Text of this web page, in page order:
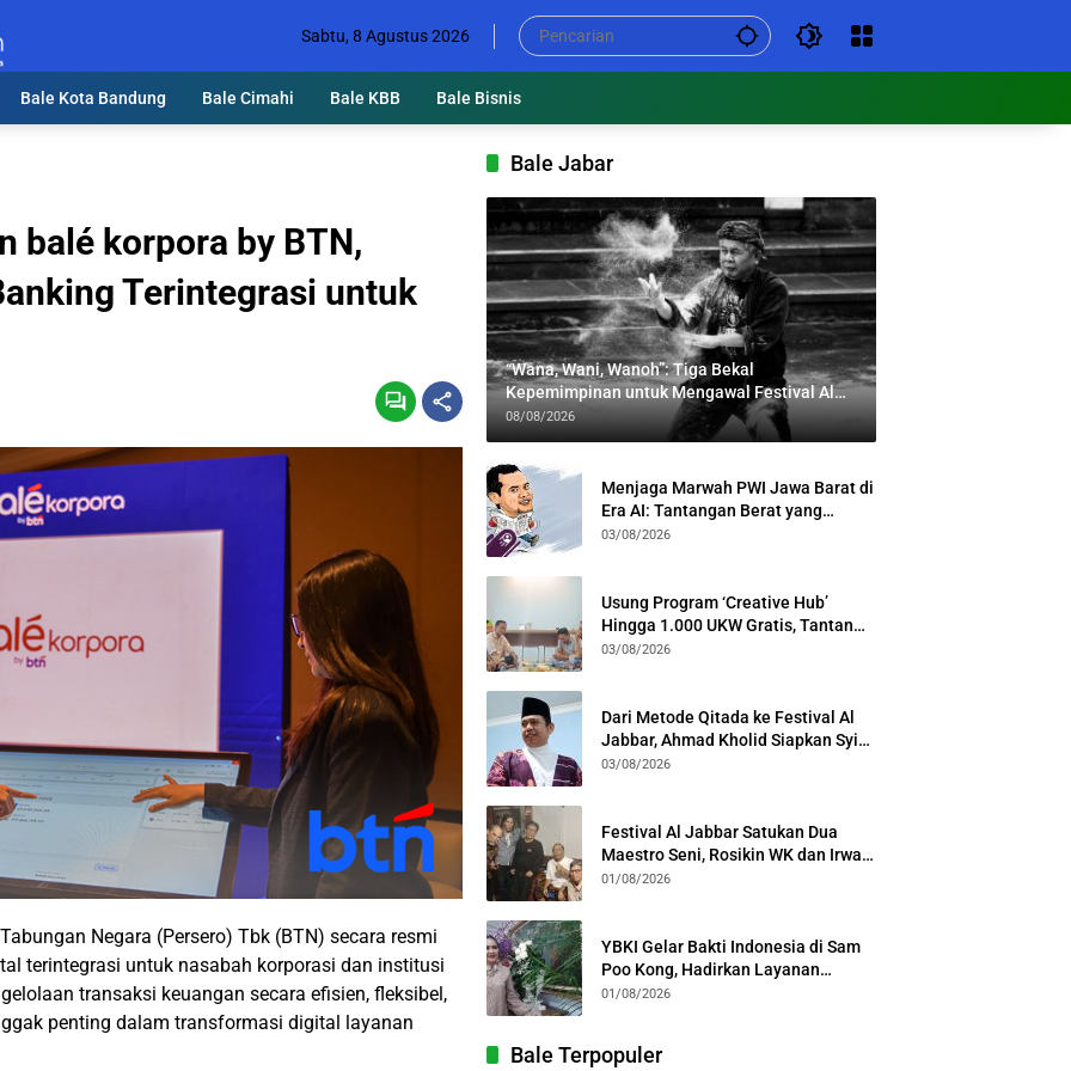
Sabtu, 8 Agustus 2026
Bale Kota Bandung Bale Cimahi Bale KBB Bale Bisnis
balé korpora by BTN,
Terintegrasi untuk
Negara (Persero) Tbk (BTN) secara resmi
terintegrasi untuk nasabah korporasi dan institusi
transaksi keuangan secara efisien, fleksibel,
penting dalam transformasi digital layanan
Bale Jabar
“Wana, Wani, Wanoh”: Tiga Bekal
Kepemimpinan untuk Mengawal Festival Al
Jabbar
08/08/2026
Menjaga Marwah PWI Jawa Barat di
Era AI: Tantangan Berat yang
Menuntut Solidaritas Lintas
03/08/2026
Usung Program ‘Creative Hub’
Hingga 1.000 UKW Gratis, Tantan
Sulthon Paparkan Visi PWI Jabar di
03/08/2026
Dari Metode Qitada ke Festival Al
Jabbar, Ahmad Kholid Siapkan Syiar
Al-Qur’an Lewat Nada
03/08/2026
Festival Al Jabbar Satukan Dua
Maestro Seni, Rosikin WK dan Irwan
Guntari Garap Pertunjukan Kolosal
01/08/2026
YBKI Gelar Bakti Indonesia di Sam
Poo Kong, Hadirkan Layanan
Kesehatan Gratis dan Dialog
01/08/2026
Bale Terpopuler